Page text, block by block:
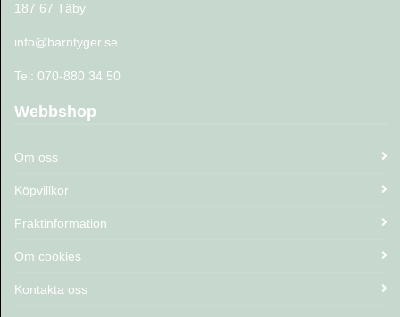
187 67 Täby
info@barntyger.se
Tel: 070-880 34 50
Webbshop
Om oss
Köpvillkor
Fraktinformation
Om cookies
Kontakta oss